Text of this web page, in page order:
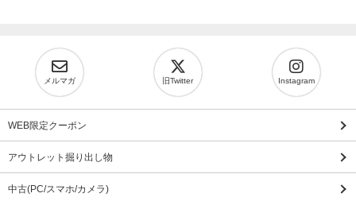
メルマガ 旧Twitter Instagram
WEB限定クーポン
アウトレット掘り出し物
中古(PC/スマホ/カメラ)